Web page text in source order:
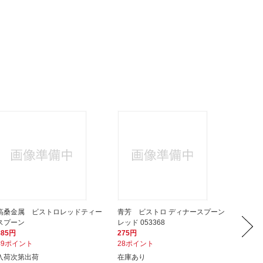
桑金属 ビストロレッドティー
プーン
円
ポイント
荷次第出荷
青芳 ビストロ ディナースプーン
レッド 053368
275円
28ポイント
在庫あり
コレ
20,330